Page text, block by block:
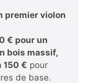
premier violon
€ pour un
bois massif,
150 € pour
de base.